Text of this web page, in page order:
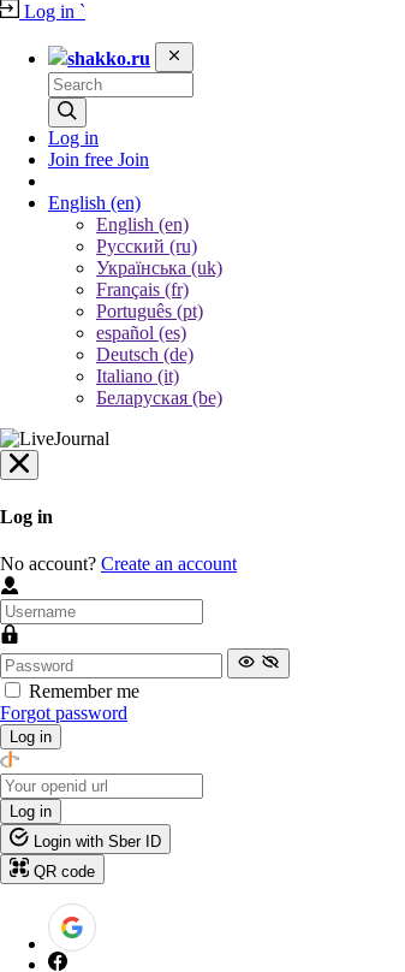
Log in `
shakko.ru
Log in
Join free Join
English (en)
English (en)
Русский (ru)
Українська (uk)
Français (fr)
Português (pt)
español (es)
Deutsch (de)
Italiano (it)
Беларуская (be)
Log in
No account? Create an account
Remember me
Forgot password
Log in
Log in
Login with Sber ID
QR code